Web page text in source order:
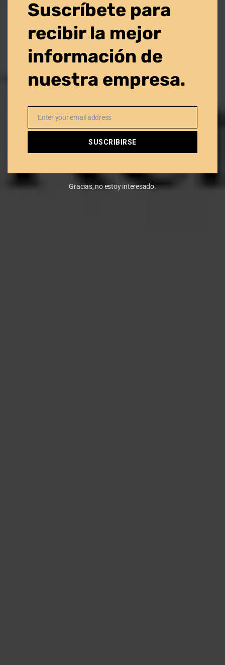
Suscríbete para
recibir la mejor
información de
nuestra empresa.
EmailEnter your email address
SUSCRIBIRSE
Gracias, no estoy interesado.